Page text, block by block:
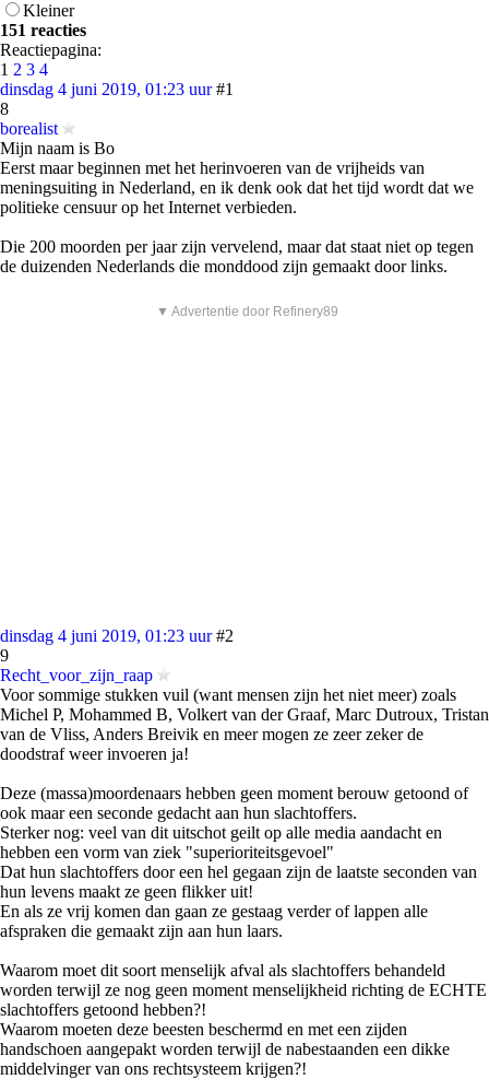
Kleiner
151 reacties
Reactiepagina:
1 2 3 4
dinsdag 4 juni 2019, 01:23 uur #1
8
borealist
Mijn naam is Bo
Eerst maar beginnen met het herinvoeren van de vrijheids van
meningsuiting in Nederland, en ik denk ook dat het tijd wordt dat we
politieke censuur op het Internet verbieden.
Die 200 moorden per jaar zijn vervelend, maar dat staat niet op tegen
de duizenden Nederlands die monddood zijn gemaakt door links.
▼ Advertentie door Refinery89
dinsdag 4 juni 2019, 01:23 uur #2
9
Recht_voor_zijn_raap
Voor sommige stukken vuil (want mensen zijn het niet meer) zoals
Michel P, Mohammed B, Volkert van der Graaf, Marc Dutroux, Tristan
van de Vliss, Anders Breivik en meer mogen ze zeer zeker de
doodstraf weer invoeren ja!
Deze (massa)moordenaars hebben geen moment berouw getoond of
ook maar een seconde gedacht aan hun slachtoffers.
Sterker nog: veel van dit uitschot geilt op alle media aandacht en
hebben een vorm van ziek "superioriteitsgevoel"
Dat hun slachtoffers door een hel gegaan zijn de laatste seconden van
hun levens maakt ze geen flikker uit!
En als ze vrij komen dan gaan ze gestaag verder of lappen alle
afspraken die gemaakt zijn aan hun laars.
Waarom moet dit soort menselijk afval als slachtoffers behandeld
worden terwijl ze nog geen moment menselijkheid richting de ECHTE
slachtoffers getoond hebben?!
Waarom moeten deze beesten beschermd en met een zijden
handschoen aangepakt worden terwijl de nabestaanden een dikke
middelvinger van ons rechtsysteem krijgen?!